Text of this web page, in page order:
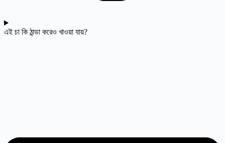
এই চা কি ঠান্ডা করেও খাওয়া যায়?